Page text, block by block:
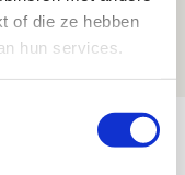
of die ze hebben
hun services.